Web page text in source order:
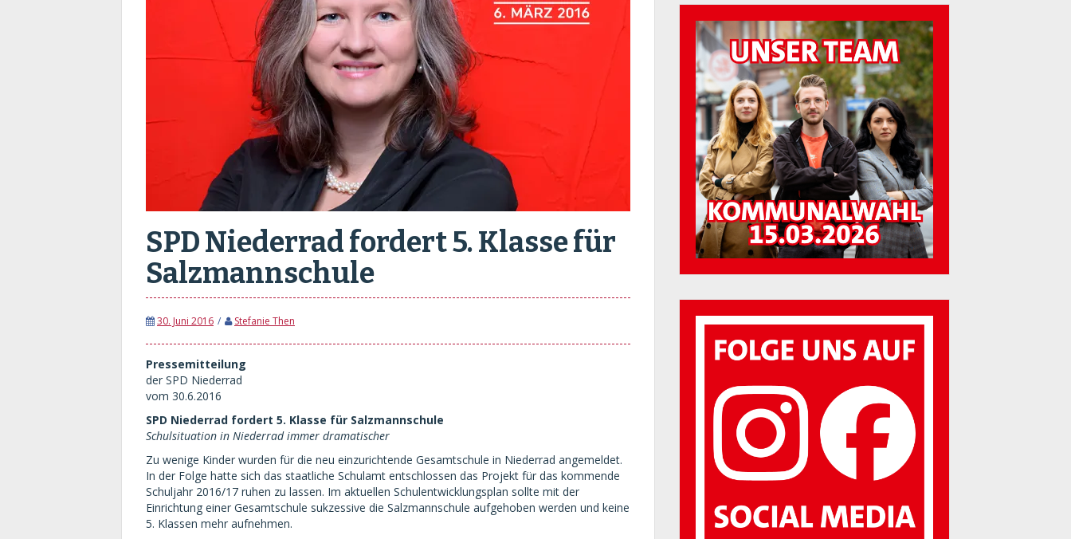
SPD Niederrad fordert 5. Klasse für
Salzmannschule
30. Juni 2016 Stefanie Then
Pressemitteilung
der SPD Niederrad
vom 30.6.2016
SPD Niederrad fordert 5. Klasse für Salzmannschule
Schulsituation in Niederrad immer dramatischer
Zu wenige Kinder wurden für die neu einzurichtende Gesamtschule in Niederrad angemeldet.
In der Folge hatte sich das staatliche Schulamt entschlossen das Projekt für das kommende
Schuljahr 2016/17 ruhen zu lassen. Im aktuellen Schulentwicklungsplan sollte mit der
Einrichtung einer Gesamtschule sukzessive die Salzmannschule aufgehoben werden und keine
5. Klassen mehr aufnehmen.